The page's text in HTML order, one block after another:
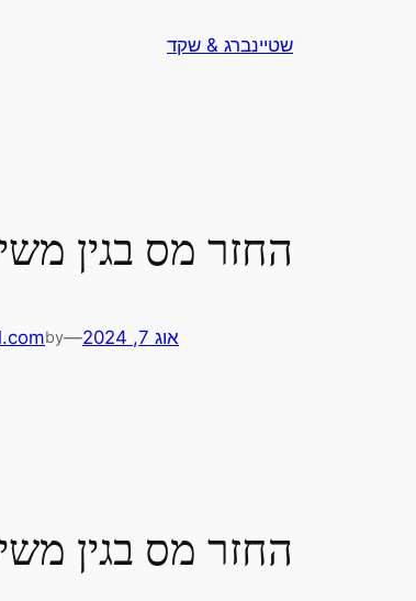
שטיינברג & שקד
החזר מס בגין
אוג 7, 2024 —
by
החזר מס בגין